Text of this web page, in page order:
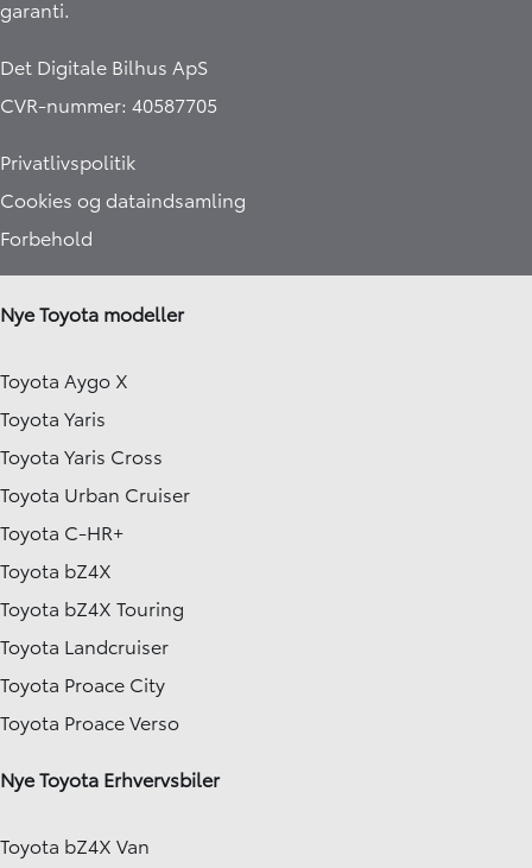
garanti.​
Det Digitale Bilhus ApS
CVR-nummer: 40587705
Privatlivspolitik
Cookies og dataindsamling
Forbehold
Nye Toyota modeller
Toyota Aygo X
Toyota Yaris
Toyota Yaris Cross
Toyota Urban Cruiser
Toyota C-HR+
Toyota bZ4X
Toyota bZ4X Touring
Toyota Landcruiser
Toyota Proace City
Toyota Proace Verso
Nye Toyota Erhvervsbiler
Toyota bZ4X Van